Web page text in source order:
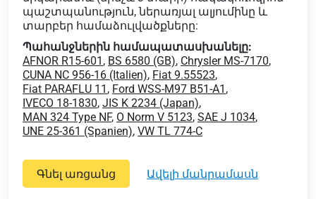
պաշտպանություն, ներառյալ ալյումինը և
տարբեր համաձուլվածքները:
Պահանջներին համապատասխանելը:
AFNOR R15-601 , BS 6580 (GB), Chrysler MS-7170,
CUNA NC 956-16 (Italien), Fiat 9.55523,
Fiat PARAFLU 11 , Ford WSS-M97 B51-A1 ,
IVECO 18-1830, JIS K 2234 (Japan),
MAN 324 Type NF, O Norm V 5123, SAE J 1034,
UNE 25-361 (Spanien), VW TL 774-C
Գնել առցանց ավելի մանրամասն